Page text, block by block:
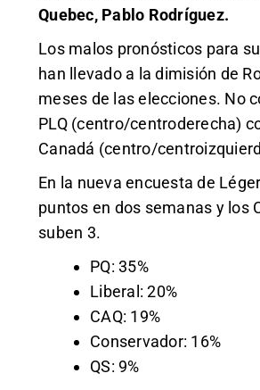
Quebec, Pablo Rodríguez.
Los malos pronósticos para
han llevado a la dimisión de
meses de las elecciones. No
PLQ (centro/centroderecha)
Canadá (centro/
En la nueva encuesta de
puntos en dos semanas y los
suben 3.
PQ: 35%
Liberal: 20%
CAQ: 19%
Conservador: 16%
QS: 9%